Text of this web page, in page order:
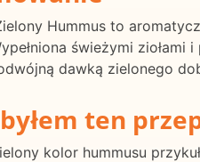
Hummus to
świeżymi
dawką zielonego
ten
kolor hummusu